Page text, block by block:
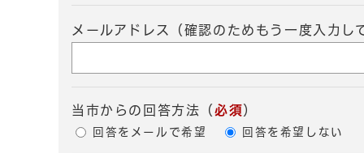
メールアドレス（確認のためもう一度入力し
当市からの回答方法 （ 必須）
回答をメールで希望 回答を希望しない